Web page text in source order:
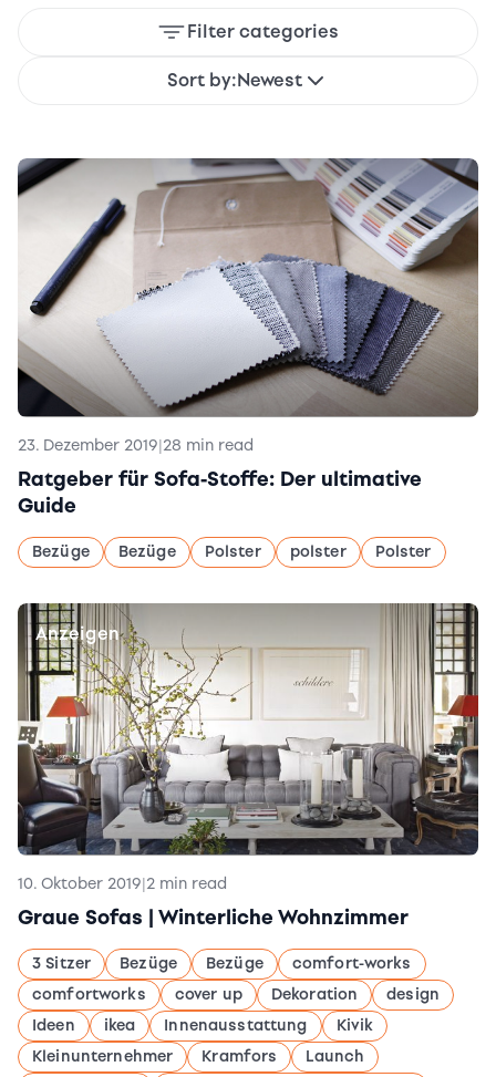
Filter categories
Sort by:Newest
23. Dezember 2019|28 min read
Ratgeber für Sofa-Stoffe: Der ultimative
Guide
Bezüge Bezüge Polster polster Polster
Anzeigen
10. Oktober 2019|2 min read
Graue Sofas | Winterliche Wohnzimmer
3 Sitzer Bezüge Bezüge
comfort-works
comfortworks
cover up Dekoration
design
Ideen
ikea Innenausstattung
Kivik
Kleinunternehmer
Kramfors
Launch